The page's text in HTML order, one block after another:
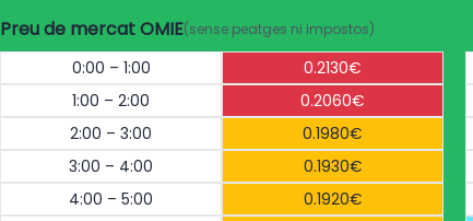
Preu de mercat OMIE(sense peatges ni impostos)
0:00 – 1:00
0.2130€
1:00 – 2:00
0.2060€
2:00 – 3:00
0.1980€
3:00 – 4:00
0.1930€
4:00 – 5:00
0.1920€